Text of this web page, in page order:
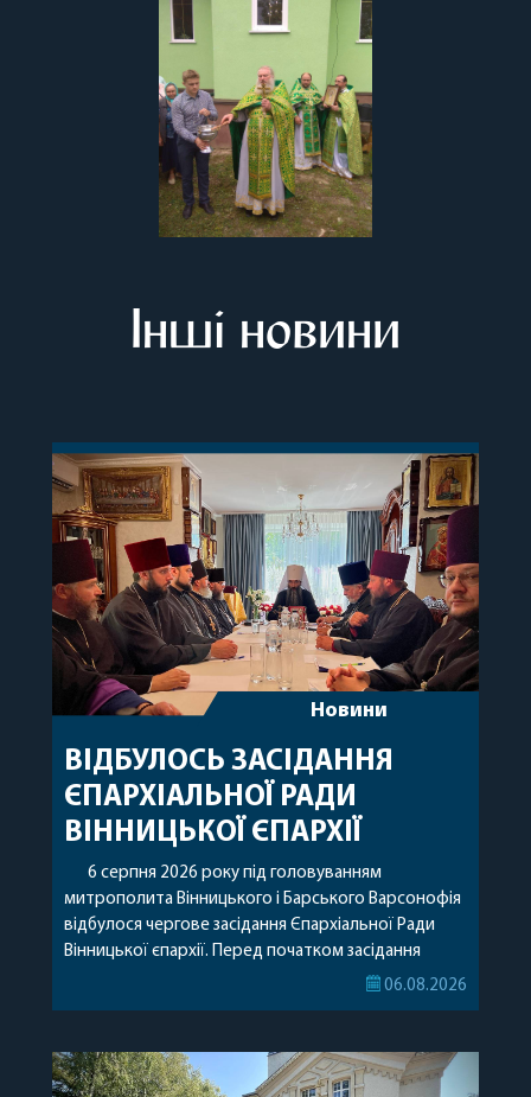
Інші новини
Новини
ВІДБУЛОСЬ ЗАСІДАННЯ
ЄПАРХІАЛЬНОЇ РАДИ
ВІННИЦЬКОЇ ЄПАРХІЇ
6 серпня 2026 року під головуванням
митрополита Вінницького і Барського Варсонофія
відбулося чергове засідання Єпархіальної Ради
Вінницької єпархії. Перед початком засідання
секретар Єпархіальної Ради від імені членів Ради
побажавши йому міцного здоров’я, Божої
допомоги, миру, духовної радості та
06.08.2026